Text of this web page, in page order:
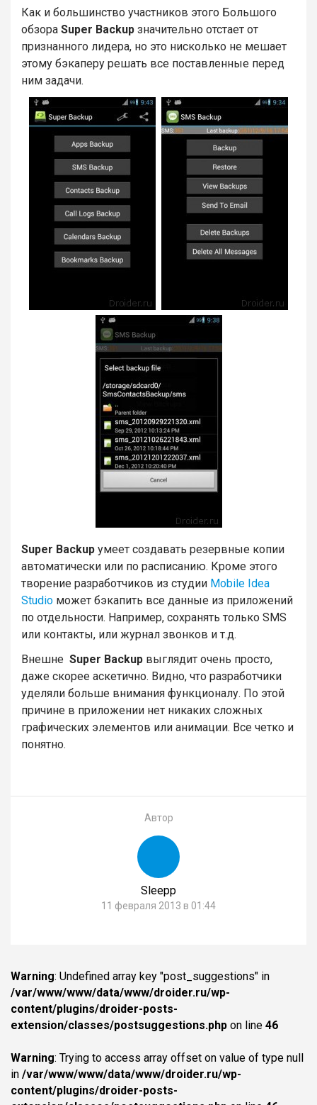
Как и большинство участников этого Большого
обзора Super Backup значительно отстает от
признанного лидера, но это нисколько не мешает
этому бэкаперу решать все поставленные перед
ним задачи.
Super Backup умеет создавать резервные копии
автоматически или по расписанию. Кроме этого
творение разработчиков из студии Mobile Idea
Studio может бэкапить все данные из приложений
по отдельности. Например, сохранять только SMS
или контакты, или журнал звонков и т.д.
Внешне Super Backup выглядит очень просто,
даже скорее аскетично. Видно, что разработчики
уделяли больше внимания функционалу. По этой
причине в приложении нет никаких сложных
графических элементов или анимации. Все четко и
понятно.
Автор
Sleepp
11 февраля 2013 в 01:44
Warning: Undefined array key "post_suggestions" in
/var/www/www/data/www/droider.ru/wp-
content/plugins/droider-posts-
extension/classes/postsuggestions.php on line 46
Warning: Trying to access array offset on value of type null
in /var/www/www/data/www/droider.ru/wp-
content/plugins/droider-posts-